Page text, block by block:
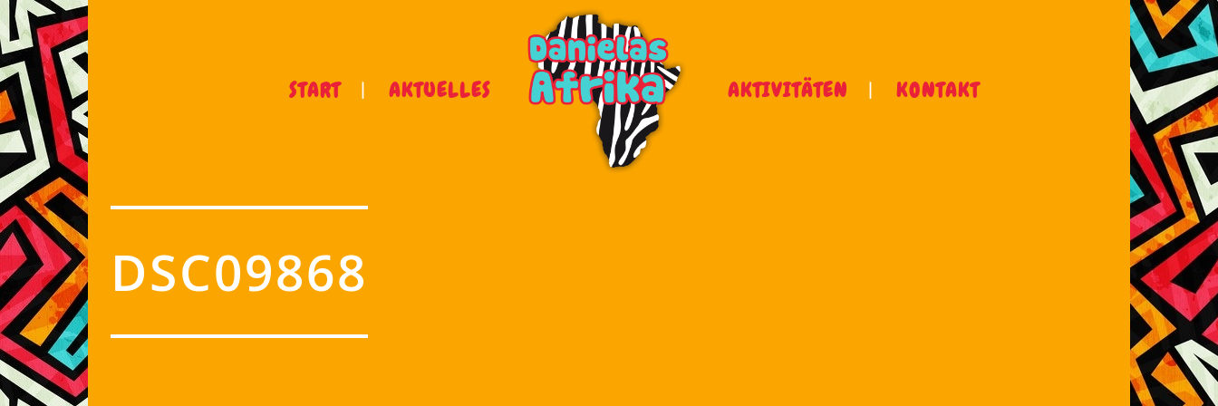
START AKTUELLES AKTIVITÄTEN KONTAKT
DSC09868